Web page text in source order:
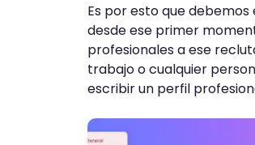
Es por esto que
desde ese primer
profesionales a ese
trabajo o cualquier
escribir un perfil